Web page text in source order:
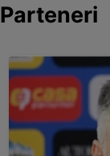
Parteneri